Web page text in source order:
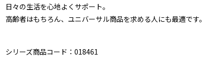
日々の生活を心地よくサポート。
高齢者はもちろん、ユニバーサル商品を求める人にも最適です。
シリーズ商品コード：018461